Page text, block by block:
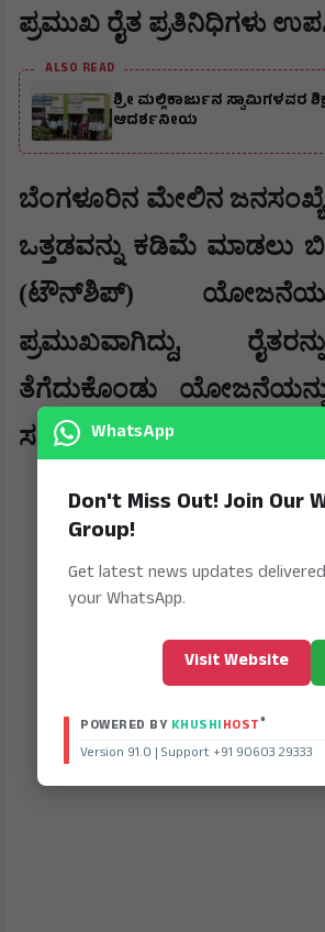
ಪ್ರಮುಖ ರೈತ ಪ್ರತಿನಿಧಿಗಳು
ALSO READ
ಶ್ರೀ ಮಲ್ಲಿಕಾರ್ಜುನ ಸ್ವಾಮಿಗಳವರ
ಆದರ್ಶನೀಯ
​ಬೆಂಗಳೂರಿನ ಮೇಲಿನ ಜನಸಂಖ್ಯೆ
ಒತ್ತಡವನ್ನು ಕಡಿಮೆ ಮಾಡಲು
(ಟೌನ್‌ಶಿಪ್)
ಪ್ರಮುಖವಾಗಿದ್ದು,
ತೆಗೆದುಕೊಂಡು
ಸರ್ಕಾರ ಮುಂದಾಗಿದೆ.
WhatsApp
Don't Miss Out! Join Our
Group!
Get latest news updates
your WhatsApp.
Visit Website
POWERED BY KHUSHIHOST®
Version 91.0 | Support +91 90603 29333